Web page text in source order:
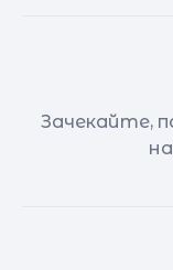
Зачекайте,